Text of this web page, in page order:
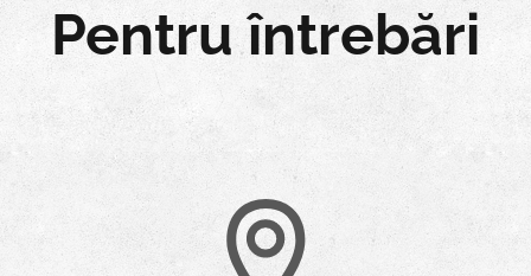
Pentru întrebări